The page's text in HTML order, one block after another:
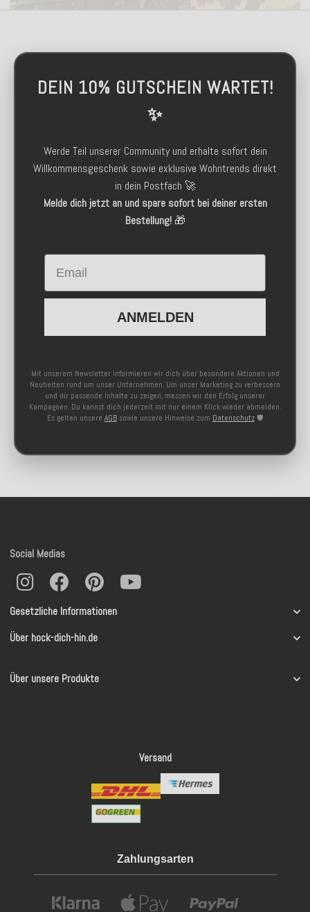
DEIN 10% GUTSCHEIN WARTET!
✨
Werde Teil unserer Community und erhalte sofort dein
Willkommensgeschenk sowie exklusive Wohntrends direkt
in dein Postfach 🚀
Melde dich jetzt an und spare sofort bei deiner ersten
Bestellung!🎁
Email
ANMELDEN
Mit unserem Newsletter informieren wir dich über besondere Aktionen und
Neuheiten rund um unser Unternehmen. Um unser Marketing zu verbessern
und dir passende Inhalte zu zeigen, messen wir den Erfolg unserer
Kampagnen. Du kannst dich jederzeit mit nur einem Klick wieder abmelden.
Es gelten unsere AGB sowie unsere Hinweise zum Datenschutz 🛡️
Gesetzliche Informationen
Über hock-dich-hin.de
Über unsere Produkte
Social Medias
Versand
Zahlungsarten